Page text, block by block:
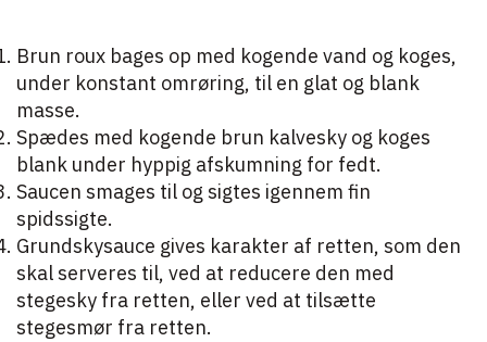
Brun roux bages op med kogende vand og koges,
under konstant omrøring, til en glat og blank
masse.
Spædes med kogende brun kalvesky og koges
blank under hyppig afskumning for fedt.
Saucen smages til og sigtes igennem fin
spidssigte.
Grundskysauce gives karakter af retten, som den
skal serveres til, ved at reducere den med
stegesky fra retten, eller ved at tilsætte
stegesmør fra retten.